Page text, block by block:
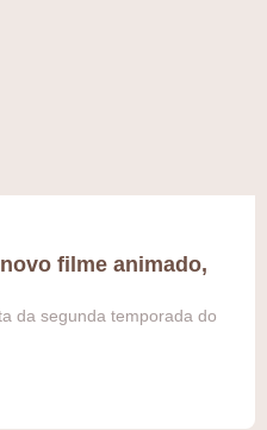
filme animado,
da segunda temporada do